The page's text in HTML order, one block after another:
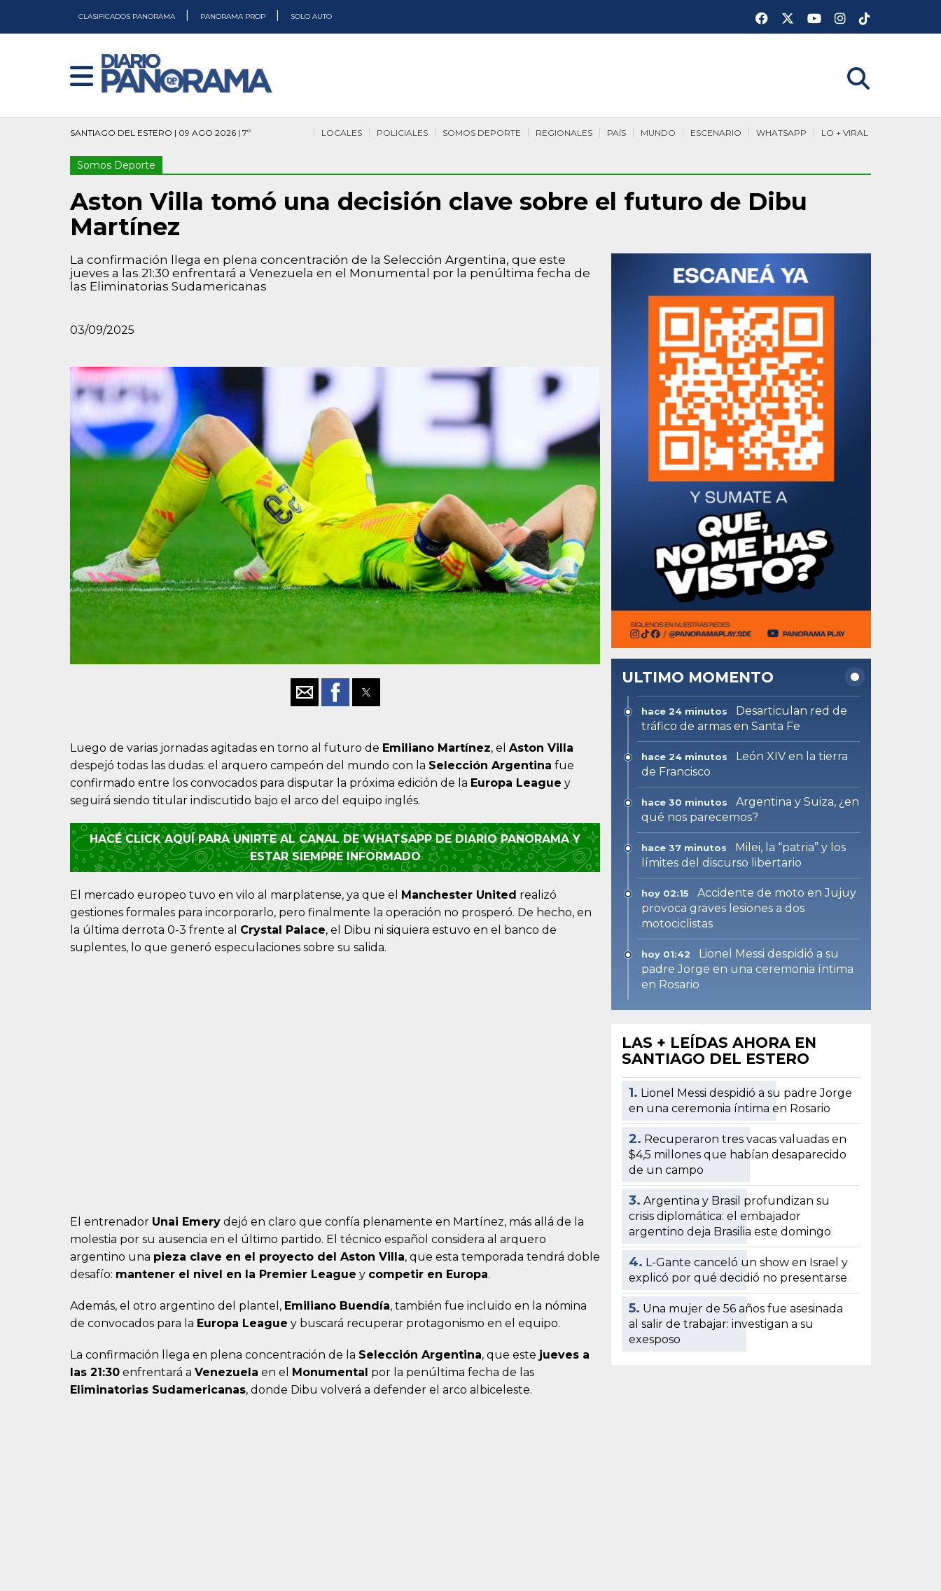
CLASIFICADOS PANORAMA PANORAMA PROP SOLO AUTO
SANTIAGO DEL ESTERO | 09 AGO 2026 | 7º LO + VIRAL
WHATSAPP
ESCENARIO
MUNDO
PAÍS
REGIONALES
SOMOS DEPORTE
POLICIALES
LOCALES
Somos Deporte
Aston Villa tomó una decisión clave sobre el futuro de Dibu
Martínez
La confirmación llega en plena concentración de la Selección Argentina, que este
jueves a las 21:30 enfrentará a Venezuela en el Monumental por la penúltima fecha de
las Eliminatorias Sudamericanas
03/09/2025
Luego de varias jornadas agitadas en torno al futuro de Emiliano Martínez, el Aston Villa
despejó todas las dudas: el arquero campeón del mundo con la Selección Argentina fue
confirmado entre los convocados para disputar la próxima edición de la Europa League y
seguirá siendo titular indiscutido bajo el arco del equipo inglés.
HACÉ CLICK AQUÍ PARA UNIRTE AL CANAL DE WHATSAPP DE DIARIO PANORAMA Y
ESTAR SIEMPRE INFORMADO
El mercado europeo tuvo en vilo al marplatense, ya que el Manchester United realizó
gestiones formales para incorporarlo, pero finalmente la operación no prosperó. De hecho, en
la última derrota 0-3 frente al Crystal Palace, el Dibu ni siquiera estuvo en el banco de
suplentes, lo que generó especulaciones sobre su salida.
El entrenador Unai Emery dejó en claro que confía plenamente en Martínez, más allá de la
molestia por su ausencia en el último partido. El técnico español considera al arquero
argentino una pieza clave en el proyecto del Aston Villa, que esta temporada tendrá doble
desafío: mantener el nivel en la Premier League y competir en Europa.
Además, el otro argentino del plantel, Emiliano Buendía, también fue incluido en la nómina
de convocados para la Europa League y buscará recuperar protagonismo en el equipo.
La confirmación llega en plena concentración de la Selección Argentina, que este jueves a
las 21:30 enfrentará a Venezuela en el Monumental por la penúltima fecha de las
Eliminatorias Sudamericanas, donde Dibu volverá a defender el arco albiceleste.
ULTIMO MOMENTO
hace 24 minutos
Desarticulan red de
tráfico de armas en Santa Fe
hace 24 minutos
León XIV en la tierra
de Francisco
hace 30 minutos
Argentina y Suiza, ¿en
qué nos parecemos?
hace 37 minutos
Milei, la “patria” y los
límites del discurso libertario
hoy 02:15
Accidente de moto en Jujuy
provoca graves lesiones a dos
motociclistas
hoy 01:42
Lionel Messi despidió a su
padre Jorge en una ceremonia íntima
en Rosario
LAS + LEÍDAS AHORA EN
SANTIAGO DEL ESTERO
1. Lionel Messi despidió a su padre Jorge
en una ceremonia íntima en Rosario
2. Recuperaron tres vacas valuadas en
$4,5 millones que habían desaparecido
de un campo
3. Argentina y Brasil profundizan su
crisis diplomática: el embajador
argentino deja Brasilia este domingo
4. L-Gante canceló un show en Israel y
explicó por qué decidió no presentarse
5. Una mujer de 56 años fue asesinada
al salir de trabajar: investigan a su
exesposo